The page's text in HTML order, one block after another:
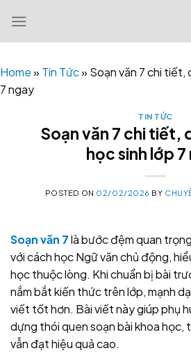
content
Home» Tin Tức» Soạn văn 7 chi tiết,
7 ngay
TIN TỨC
Soạn văn 7 chi tiết,
học sinh lớp 7
POSTED ON 02/02/2026 BY
Soạn văn 7là bước đệm quan
với cách học Ngữ văn chủ động,
học thuộc lòng. Khi chuẩn bị bài
nắm bắt kiến thức trên lớp, mạnh
viết tốt hơn. Bài viết này giúp phụ
dựng thói quen soạn bài khoa học,
vẫn đạt hiệu quả cao.